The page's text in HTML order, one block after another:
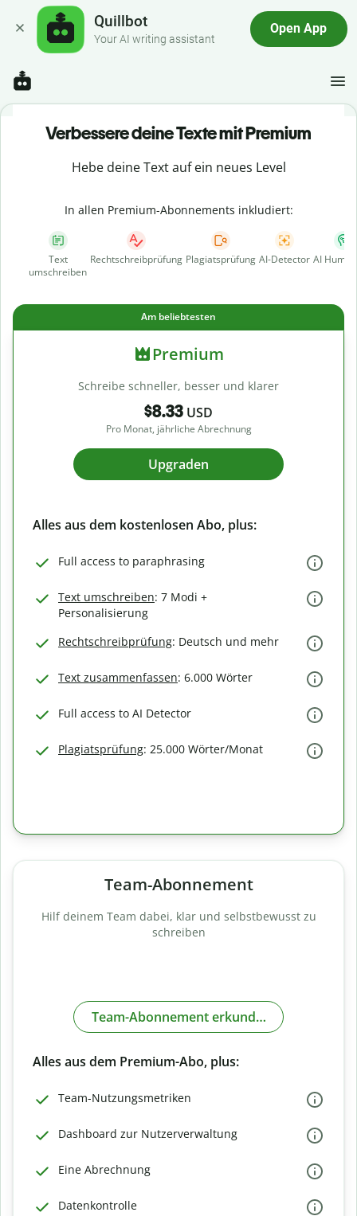
Quillbot
Your AI writing assistant
Open App
Verbessere deine Texte mit Premium
Hebe deine Text auf ein neues Level
In allen Premium-Abonnements inkludiert:
Text
umschreiben
Rechtschreibprüfung Plagiatsprüfung AI-Detector AI
Am beliebtesten
Premium
Schreibe schneller, besser und klarer
$8.33 USD
Pro Monat, jährliche Abrechnung
Upgraden
Alles aus dem kostenlosen Abo, plus:
Full access to paraphrasing
Text umschreiben: 7 Modi +
Personalisierung
Rechtschreibprüfung: Deutsch und mehr
Text zusammenfassen: 6.000 Wörter
Full access to AI Detector
Plagiatsprüfung: 25.000 Wörter/Monat
Team-Abonnement
Hilf deinem Team dabei, klar und selbstbewusst zu
schreiben
Team-Abonnement erkunden
Alles aus dem Premium-Abo, plus:
Team-Nutzungsmetriken
Dashboard zur Nutzerverwaltung
Eine Abrechnung
Datenkontrolle